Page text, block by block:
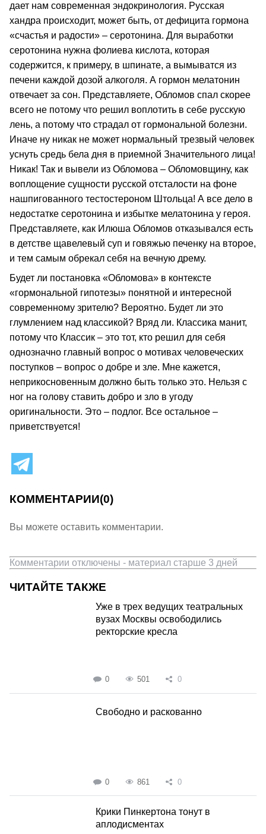
дает нам современная эндокринология. Русская
хандра происходит, может быть, от дефицита гормона
«счастья и радости» – серотонина. Для выработки
серотонина нужна фолиева кислота, которая
содержится, к примеру, в шпинате, а вымыватся из
печени каждой дозой алкоголя. А гормон мелатонин
отвечает за сон. Представляете, Обломов спал скорее
всего не потому что решил воплотить в себе русскую
лень, а потому что страдал от гормональной болезни.
Иначе ну никак не может нормальный трезвый человек
уснуть средь бела дня в приемной Значительного лица!
Никак! Так и вывели из Обломова – Обломовщину, как
воплощение сущности русской отсталости на фоне
нашпигованного тестостероном Штольца! А все дело в
недостатке серотонина и избытке мелатонина у героя.
Представляете, как Илюша Обломов отказывался есть
в детстве щавелевый суп и говяжью печенку на второе,
и тем самым обрекал себя на вечную дрему.
Будет ли постановка «Обломова» в контексте
«гормональной гипотезы» понятной и интересной
современному зрителю? Вероятно. Будет ли это
глумлением над классикой? Вряд ли. Классика манит,
потому что Классик – это тот, кто решил для себя
однозначно главный вопрос о мотивах человеческих
поступков – вопрос о добре и зле. Мне кажется,
неприкосновенным должно быть только это. Нельзя с
ног на голову ставить добро и зло в угоду
оригинальности. Это – подлог. Все остальное –
приветствуется!
КОММЕНТАРИИ(0)
Вы можете оставить комментарии.
Комментарии отключены - материал старше 3 дней
ЧИТАЙТЕ ТАКЖЕ
Уже в трех ведущих театральных
вузах Москвы освободились
ректорские кресла
0 501 0
Свободно и раскованно
0 861 0
Крики Пинкертона тонут в
аплодисментах